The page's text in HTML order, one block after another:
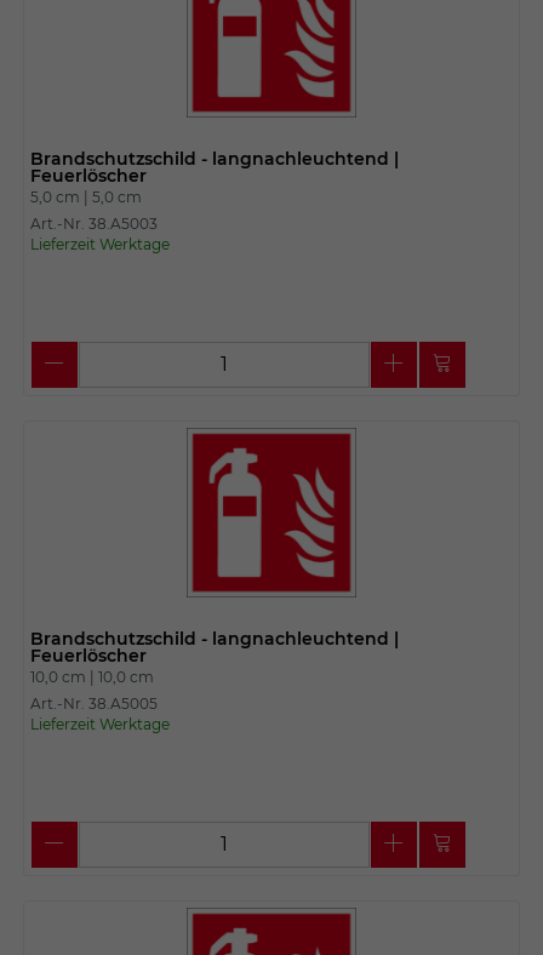
Brandschutzschild - langnachleuchtend |
Feuerlöscher
5,0 cm | 5,0 cm
Art.-Nr. 38.A5003
Lieferzeit Werktage
Brandschutzschild - langnachleuchtend |
Feuerlöscher
10,0 cm | 10,0 cm
Art.-Nr. 38.A5005
Lieferzeit Werktage